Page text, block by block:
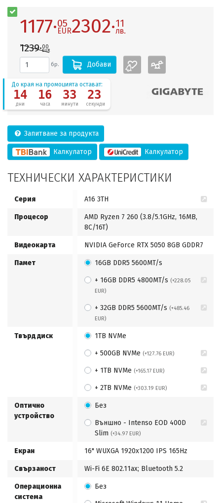
1177·05
EUR2302·11
лв.
1239·00
EUR
бр. Добави
До края на промоцията остават:
14
дни
16
часа
33
минути
23
секунди
Запитване за продукта
Калкулатор Калкулатор
ТЕХНИЧЕСКИ ХАРАКТЕРИСТИКИ
Серия A16 3TH
Процесор
AMD Ryzen 7 260 (3.8/5.1GHz, 16MB,
8C/16T)
Видеокарта NVIDIA GeForce RTX 5050 8GB GDDR7
Памет 16GB DDR5 5600MT/s
+ 16GB DDR5 4800MT/s (+228.05
EUR)
+ 32GB DDR5 5600MT/s (+485.46
EUR)
Твърд диск 1TB NVMe
+ 500GB NVMe (+127.76 EUR)
+ 1TB NVMe (+165.17 EUR)
+ 2TB NVMe (+303.19 EUR)
Оптично
устройство
Без
Външно - Intenso EOD 400D
Slim (+34.97 EUR)
Екран 16" WUXGA 1920x1200 IPS 165Hz
Свързаност Wi-Fi 6E 802.11ax; Bluetooth 5.2
Операционна
система
Без